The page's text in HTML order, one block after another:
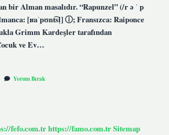
bir Alman masalıdır. “Rapunzel” (/r ə ˈ p
[ʁaˈpʊnt͡sl̩] ⓘ; Fransızca: Raiponce
Grimm Kardeşler tarafından
ve Ev…
Yorum Bırak
fefo.com.trhttps://famo.com.trSitemap